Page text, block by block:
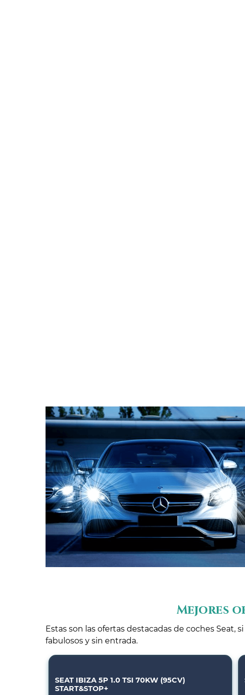
Mejores
Estas son las ofertas destacadas de coches
fabulosos y sin entrada.
SEAT IBIZA 5P 1.0 TSI 70KW (95CV)
START&STOP+